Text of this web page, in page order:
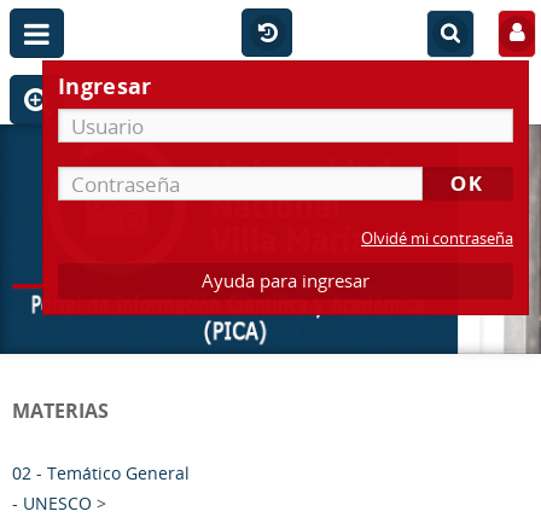
Ingresar
Olvidé mi contraseña
Ayuda para ingresar
MATERIAS
02 - Temático General
- UNESCO >